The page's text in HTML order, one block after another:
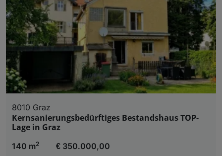
8010 Graz
Kernsanierungsbedürftiges Bestandshaus TOP-
Lage in Graz
140 m2
€ 350.000,00